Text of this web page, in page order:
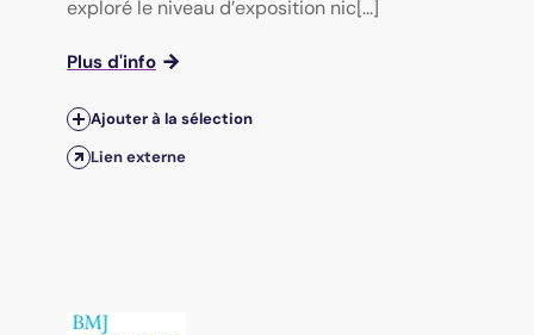
exploré le niveau d’exposition nic[...]
Plus d'info
Ajouter à la sélection
Lien externe